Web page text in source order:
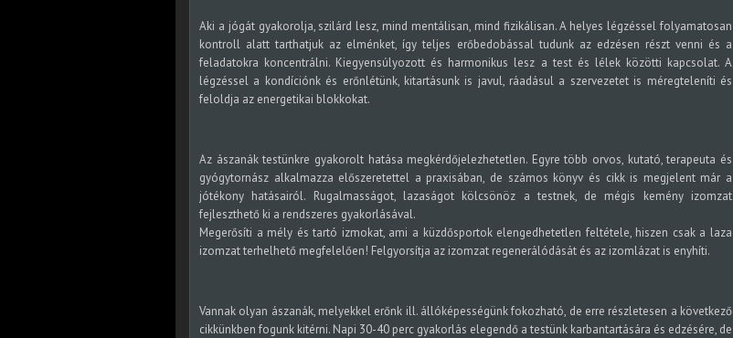
Aki a jógát gyakorolja, szilárd lesz, mind mentálisan, mind fizikálisan. A helyes légzéssel folyamatosan
kontroll alatt tarthatjuk az elménket, így teljes erőbedobással tudunk az edzésen részt venni és a
feladatokra koncentrálni. Kiegyensúlyozott és harmonikus lesz a test és lélek közötti kapcsolat. A
légzéssel a kondíciónk és erőnlétünk, kitartásunk is javul, ráadásul a szervezetet is méregteleníti és
feloldja az energetikai blokkokat.
Az ászanák testünkre gyakorolt hatása megkérdőjelezhetetlen. Egyre több orvos, kutató, terapeuta és
gyógytornász alkalmazza előszeretettel a praxisában, de számos könyv és cikk is megjelent már a
jótékony hatásairól. Rugalmasságot, lazaságot kölcsönöz a testnek, de mégis kemény izomzat
fejleszthető ki a rendszeres gyakorlásával.
Megerősíti a mély és tartó izmokat, ami a küzdősportok elengedhetetlen feltétele, hiszen csak a laza
izomzat terhelhető megfelelően! Felgyorsítja az izomzat regenerálódását és az izomlázat is enyhíti.
Vannak olyan ászanák, melyekkel erőnk ill. állóképességünk fokozható, de erre részletesen a következő
cikkünkben fogunk kitérni. Napi 30-40 perc gyakorlás elegendő a testünk karbantartására és edzésére, de